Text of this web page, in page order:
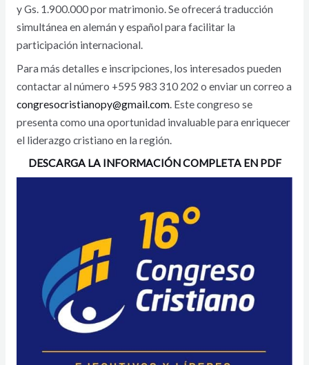
y Gs. 1.900.000 por matrimonio. Se ofrecerá traducción
simultánea en alemán y español para facilitar la
participación internacional.
Para más detalles e inscripciones, los interesados pueden
contactar al número +595 983 310 202 o enviar un correo a
congresocristianopy@gmail.com. Este congreso se
presenta como una oportunidad invaluable para enriquecer
el liderazgo cristiano en la región.
DESCARGA LA INFORMACIÓN COMPLETA EN PDF